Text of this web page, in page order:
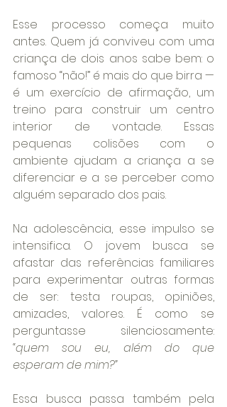
Esse processo começa muito
antes. Quem já conviveu com uma
criança de dois anos sabe bem: o
famoso “não!” é mais do que birra —
é um exercício de afirmação, um
treino para construir um centro
interior de vontade. Essas
pequenas colisões com o
ambiente ajudam a criança a se
diferenciar e a se perceber como
alguém separado dos pais.
Na adolescência, esse impulso se
intensifica. O jovem busca se
afastar das referências familiares
para experimentar outras formas
de ser: testa roupas, opiniões,
amizades, valores. É como se
“quem sou eu, além do que
esperam de mim?”